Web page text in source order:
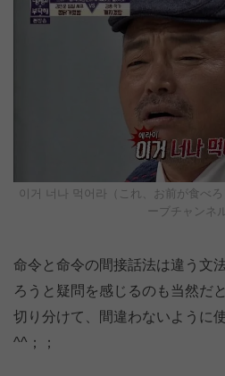
이거 너나 먹어라（これ、お前が食べ
ーブチャンネル
命令と命令の間接話法は違う文
ろうと疑問を感じるのも当然だ
切り分けて、間違わないように
^^；；